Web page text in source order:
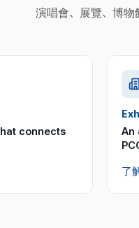
演唱會、展覽、博
connects
An
了